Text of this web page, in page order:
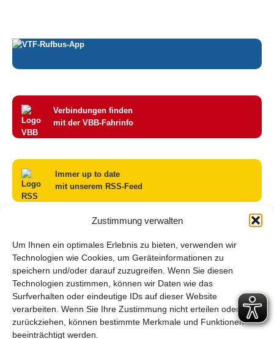
Zustimmung verwalten
Um Ihnen ein optimales Erlebnis zu bieten, verwenden wir
Technologien wie Cookies, um Geräteinformationen zu
speichern und/oder darauf zuzugreifen. Wenn Sie diesen
Technologien zustimmen, können wir Daten wie das
Surfverhalten oder eindeutige IDs auf dieser Website
verarbeiten. Wenn Sie Ihre Zustimmung nicht erteilen oder
zurückziehen, können bestimmte Merkmale und Funktionen
beeinträchtigt werden.
Verbindungen finden
mit der VBB-Fahrinfo
Immer up to date
mit unserem RSS-Feed
Sperrung Ludwigsfelde Bahnhof am 08.08.2026
Linienausfall 600, 704, 711, 720, 793
Baustelle Gottow-Luckenwalde
Archiv